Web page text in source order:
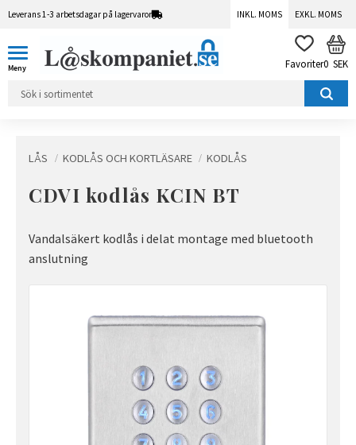
Leverans 1-3 arbetsdagar på lagervaror INKL. MOMS EXKL. MOMS
FAVORITER
0 SEK
LÅS KODLÅS OCH KORTLÄSARE KODLÅS
CDVI kodlås KCIN BT
Vandalsäkert kodlås i delat montage med bluetooth
anslutning